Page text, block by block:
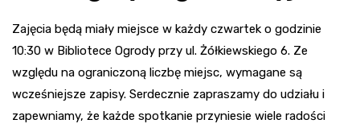
Zajęcia będą miały miejsce w każdy czwartek o godzinie
10:30 w Bibliotece Ogrody przy ul. Żółkiewskiego 6. Ze
względu na ograniczoną liczbę miejsc, wymagane są
wcześniejsze zapisy. Serdecznie zapraszamy do udziału i
zapewniamy, że każde spotkanie przyniesie wiele radości